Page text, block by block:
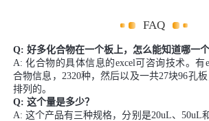
FAQ
Q: 好多化合物在一个板上，怎么能知道哪一个
A: 化合物的具体信息的excel可咨询技术。有
合物信息，2320种，然后以及一共27块96孔
排列的。
Q: 这个量是多少？
A: 这个产品有三种规格，分别是20uL、50uL